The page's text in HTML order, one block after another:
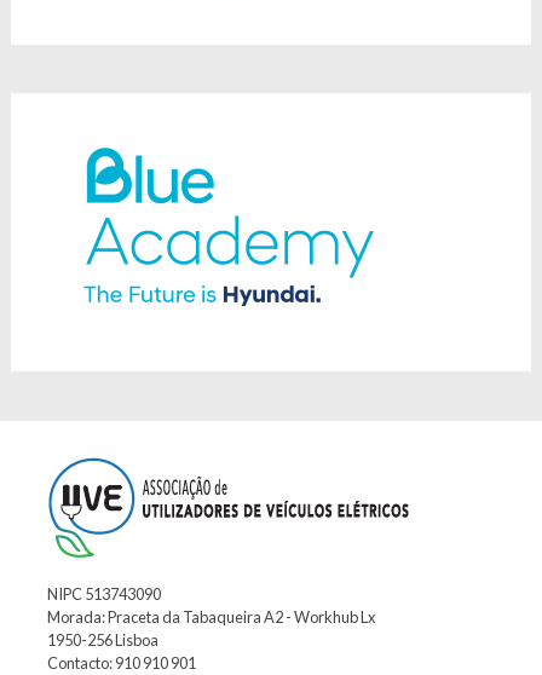
NIPC 513743090
Morada: Praceta da Tabaqueira A2 - Workhub Lx
1950-256 Lisboa
Contacto: 910 910 901